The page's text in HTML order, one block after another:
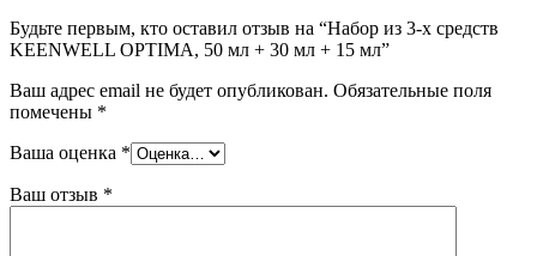
Будьте первым, кто оставил отзыв на “Набор из 3-х средств
KEENWELL OPTIMA, 50 мл + 30 мл + 15 мл”
Ваш адрес email не будет опубликован. Обязательные поля
помечены *
Ваша оценка *
Ваш отзыв *